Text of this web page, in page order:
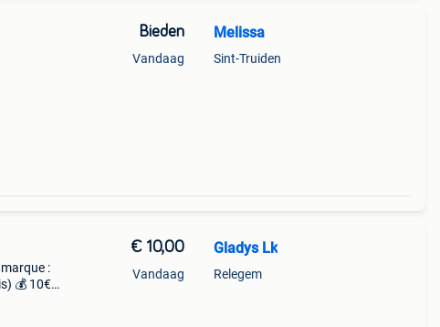
Bieden
Vandaag
Melissa
Sint-Truiden
:
💰 10€
€ 10,00
Vandaag
Gladys Lk
Relegem